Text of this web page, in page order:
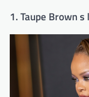
1. Taupe Brown